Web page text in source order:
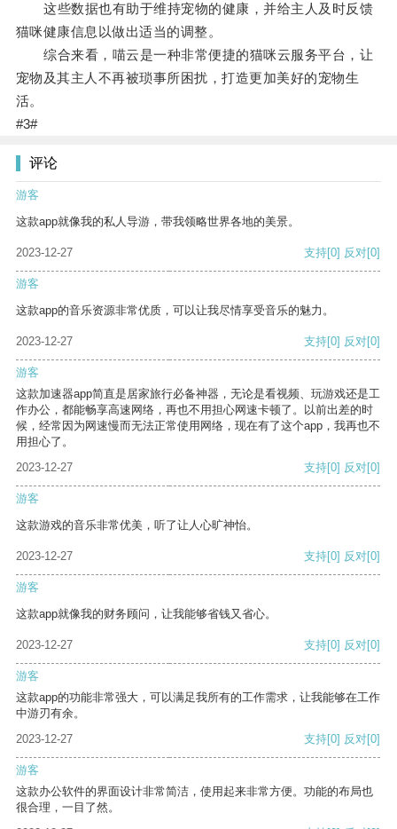
这些数据也有助于维持宠物的健康，并给主人及时反馈
猫咪健康信息以做出适当的调整。
综合来看，喵云是一种非常便捷的猫咪云服务平台，让
宠物及其主人不再被琐事所困扰，打造更加美好的宠物生
活。
#3#
评论
游客
这款app就像我的私人导游，带我领略世界各地的美景。
2023-12-27 支持[0] 反对[0]
游客
这款app的音乐资源非常优质，可以让我尽情享受音乐的魅力。
2023-12-27 支持[0] 反对[0]
游客
这款加速器app简直是居家旅行必备神器，无论是看视频、玩游戏还是工
作办公，都能畅享高速网络，再也不用担心网速卡顿了。以前出差的时
候，经常因为网速慢而无法正常使用网络，现在有了这个app，我再也不
用担心了。
2023-12-27
支持[0] 反对[0]
游客
这款游戏的音乐非常优美，听了让人心旷神怡。
2023-12-27 支持[0] 反对[0]
游客
这款app就像我的财务顾问，让我能够省钱又省心。
2023-12-27 支持[0] 反对[0]
游客
这款app的功能非常强大，可以满足我所有的工作需求，让我能够在工作
中游刃有余。
2023-12-27
支持[0] 反对[0]
游客
这款办公软件的界面设计非常简洁，使用起来非常方便。功能的布局也
很合理，一目了然。